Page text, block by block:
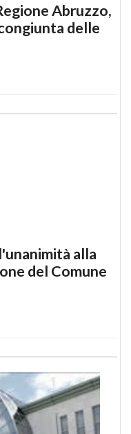
Abruzzo,
delle
alla
del Comune